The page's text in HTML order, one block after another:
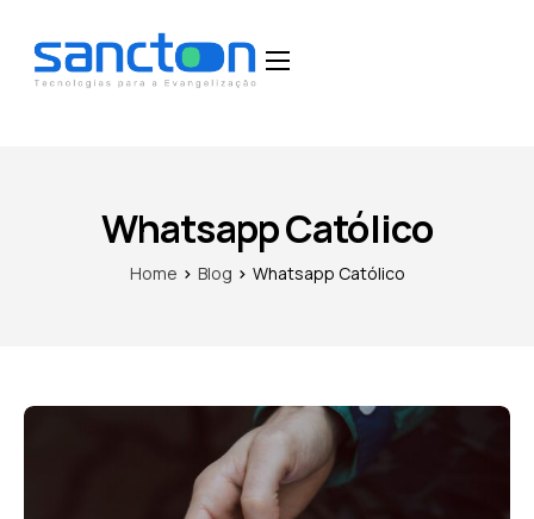
DepoimentosWhatsapp Católico
Home Blog Whatsapp Católico